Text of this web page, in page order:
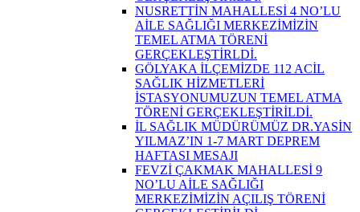
NUSRETTİN MAHALLESİ 4 NO’LU
AİLE SAĞLIĞI MERKEZİMİZİN
TEMEL ATMA TÖRENİ
GERÇEKLEŞTİRLDİ.
GÖLYAKA İLÇEMİZDE 112 ACİL
SAĞLIK HİZMETLERİ
İSTASYONUMUZUN TEMEL ATMA
TÖRENİ GERÇEKLEŞTİRİLDİ.
İL SAĞLIK MÜDÜRÜMÜZ DR.YASİN
YILMAZ’IN 1-7 MART DEPREM
HAFTASI MESAJI
FEVZİ ÇAKMAK MAHALLESİ 9
NO’LU AİLE SAĞLIĞI
MERKEZİMİZİN AÇILIŞ TÖRENİ